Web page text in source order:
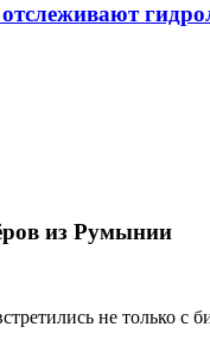
из Румынии
не только